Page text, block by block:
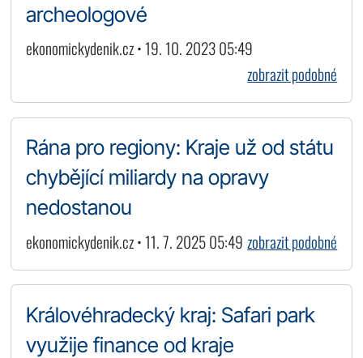
archeologové
ekonomickydenik.cz • 19. 10. 2023 05:49
zobrazit podobné
Rána pro regiony: Kraje už od státu
chybějící miliardy na opravy
nedostanou
ekonomickydenik.cz • 11. 7. 2025 05:49 zobrazit podobné
Královéhradecký kraj: Safari park
využije finance od kraje